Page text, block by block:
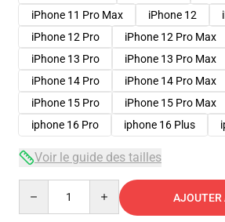
iPhone 11 Pro Max
iPhone 12
iPhone 12 Pro
iPhone 12 Pro Max
iPhone 13 Pro
iPhone 13 Pro Max
iPhone 14 Pro
iPhone 14 Pro Max
iPhone 15 Pro
iPhone 15 Pro Max
iphone 16 Pro
iphone 16 Plus
Voir le guide des tailles
AJOUTER